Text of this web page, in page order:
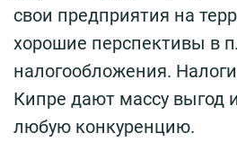
свои предприятия на
хорошие перспективы в
налогообложения.
Кипре дают массу выгод
любую конкуренцию.